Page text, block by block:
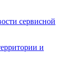
сервисной
и